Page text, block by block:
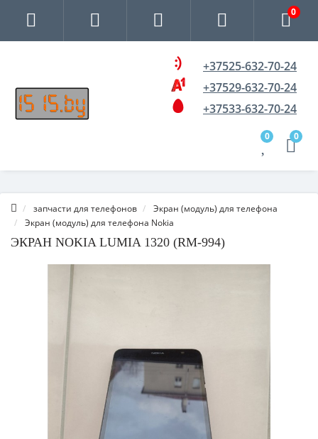
0
+37525-632-70-24
+37529-632-70-24
+37533-632-70-24
0 0
запчасти для телефонов
Экран (модуль) для телефона
Экран (модуль) для телефона Nokia
ЭКРАН NOKIA LUMIA 1320 (RM-994)